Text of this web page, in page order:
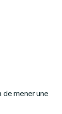
mener une